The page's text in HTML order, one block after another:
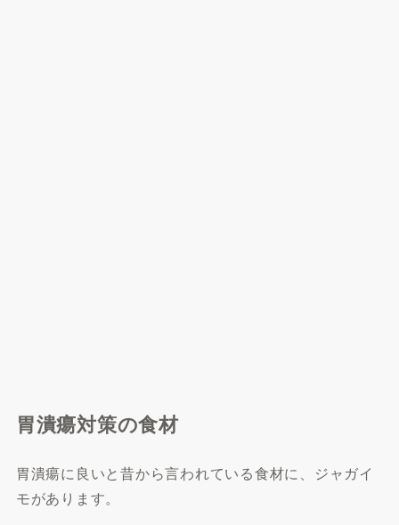
胃潰瘍対策の食材
胃潰瘍に良いと昔から言われている食材に、ジャガイ
モがあります。